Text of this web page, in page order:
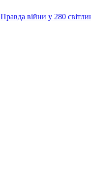
Правда війни у 280